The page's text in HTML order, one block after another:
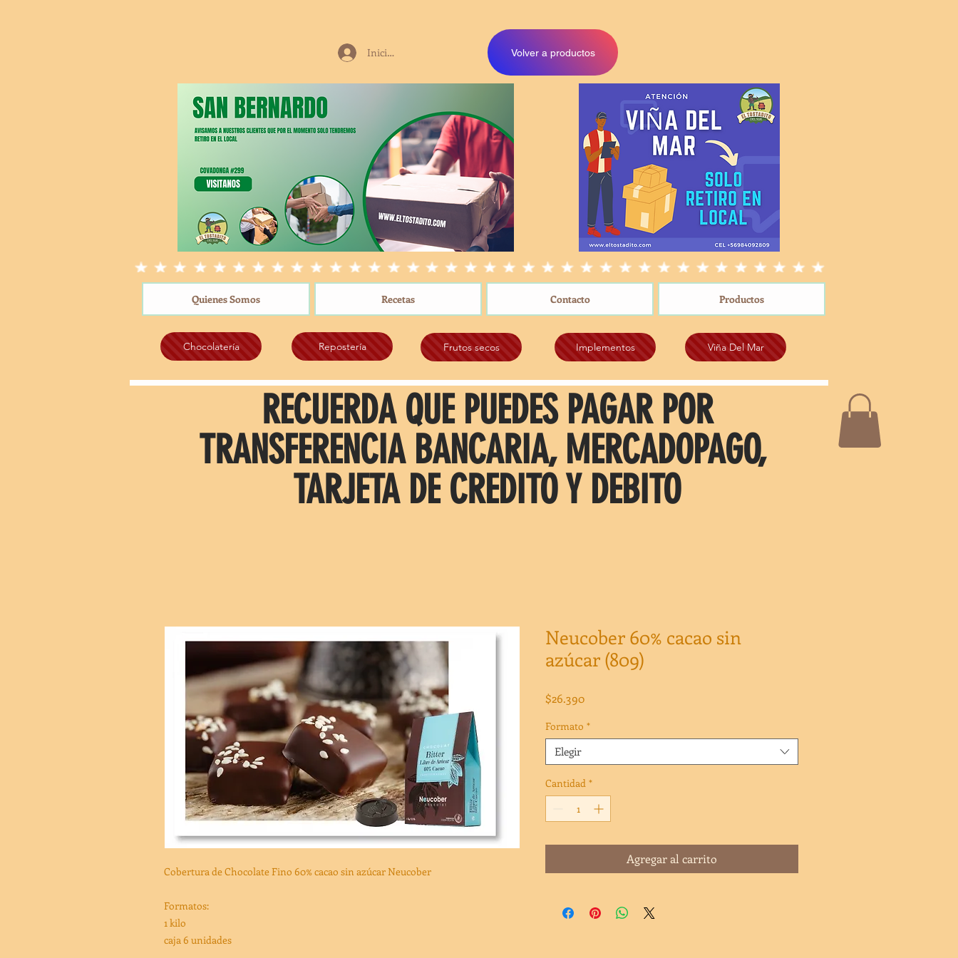
Iniciar sesión Volver a productos
Quienes Somos Recetas Contacto Productos
Chocolatería Repostería Frutos secos Implementos Viña Del Mar
RECUERDA QUE PUEDES PAGAR POR
TRANSFERENCIA BANCARIA, MERCADOPAGO,
TARJETA DE CREDITO Y DEBITO
Cobertura de Chocolate Fino 60% cacao sin azúcar Neucober
Formatos:
1 kilo
caja 6 unidades
Neucober 60% cacao sin
azúcar (809)
$26.390Precio
Formato *
Elegir
Cantidad *
Agregar al carrito